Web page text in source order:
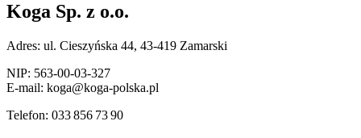
Koga Sp. z o.o.
Adres: ul. Cieszyńska 44, 43-419 Zamarski
NIP: 563-00-03-327
E-mail: koga@koga-polska.pl
Telefon: 033 856 73 90